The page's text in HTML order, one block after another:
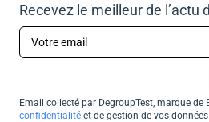
Recevez le meilleur de
Email collecté par DegroupTest, marque
confidentialité et de gestion de vos données.